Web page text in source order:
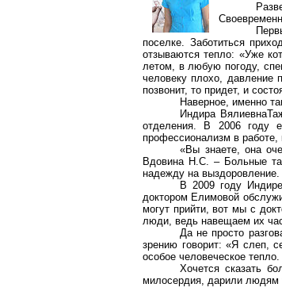
поселке. Заботиться
отзываются тепло: «Уже
летом, в любую погоду,
человеку плохо, давление
позвонит, то придет, и
Наверное, именно
Индира
отделения. В 2006 году
профессионализм в
«Вы знаете, она
Вдовина Н.С. – Больные
надежду на выздоровление.
В 2009 году
доктором Елимовой
могут прийти, вот мы с
люди, ведь навещаем их
Да не просто
зрению говорит: «Я слеп,
особое человеческое
Хочется сказать
милосердия, дарили людям